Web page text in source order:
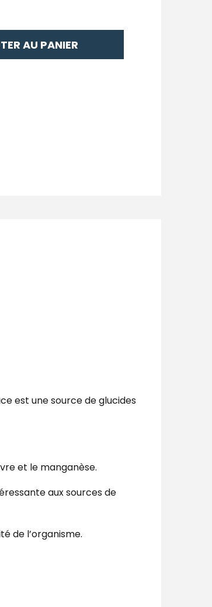
AU PANIER
est une source de glucides
et le manganèse.
aux sources de
de l’organisme.